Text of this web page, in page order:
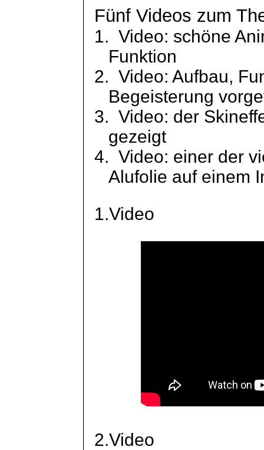
Fünf Videos zum
1. Video: schöne
Funktion
2. Video: Aufbau,
Begeisterung
3. Video: der
gezeigt
4. Video: einer der
Alufolie auf einem
1.Video
2.Video